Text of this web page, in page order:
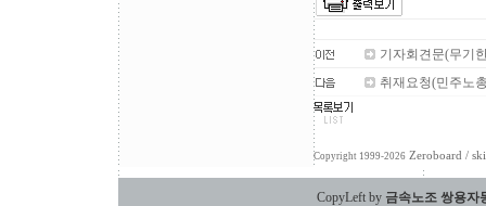
기자회견문(무기
취재요청(민주노
Copyright 1999-2026 Zeroboard /
CopyLeft by 금속노조 쌍용자